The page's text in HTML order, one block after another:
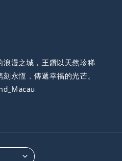
浪漫之城，王鑽以天然珍稀
永恆，傳遞幸福的光芒。